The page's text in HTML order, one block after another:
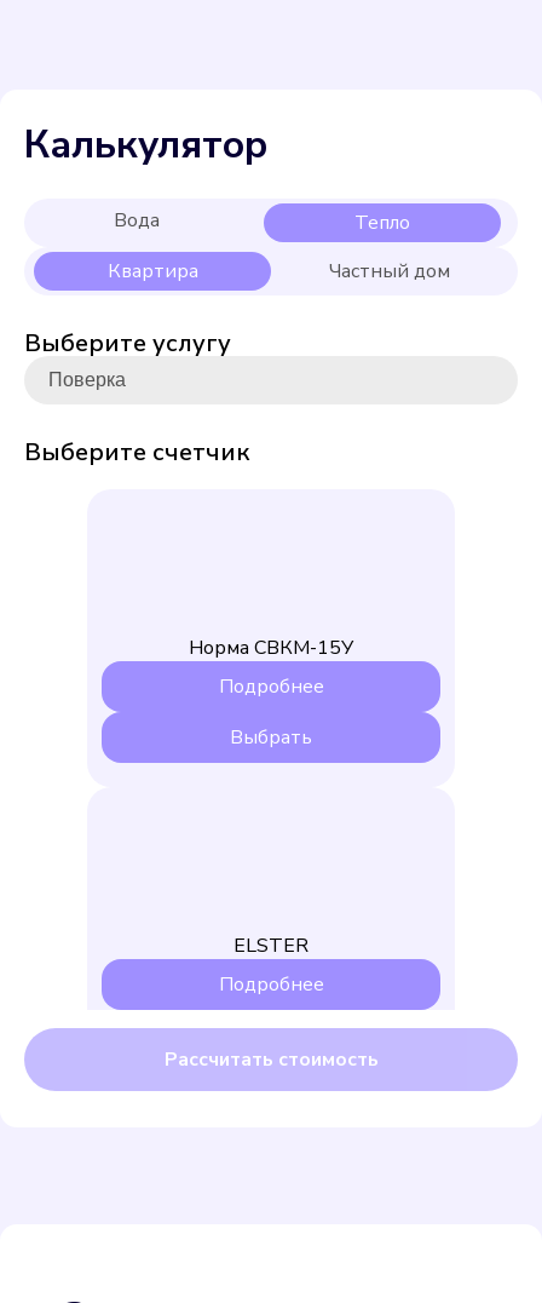
Калькулятор
Выберите услугу
Выберите счетчик
Норма СВКМ-15У
Подробнее
Выбрать
ELSTER
Подробнее
Выбрать